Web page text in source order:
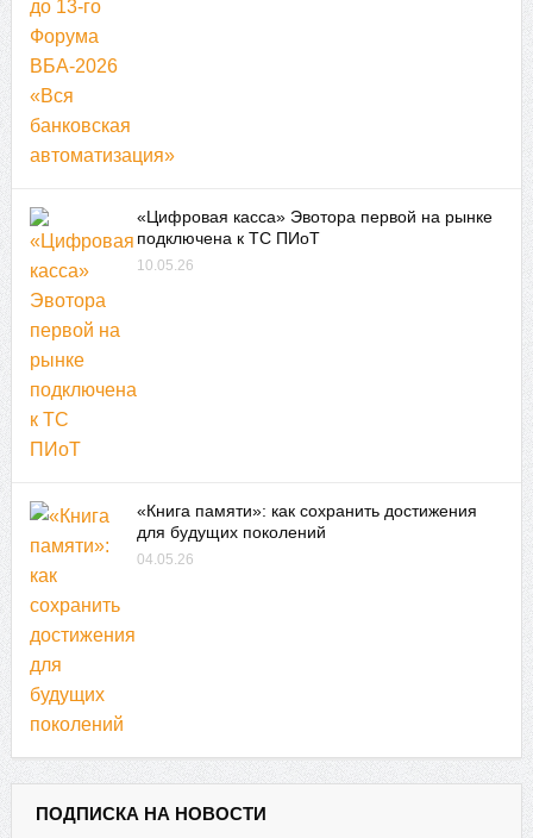
«Цифровая касса» Эвотора первой на рынке
подключена к ТС ПИоТ
10.05.26
«Книга памяти»: как сохранить достижения
для будущих поколений
04.05.26
ПОДПИСКА НА НОВОСТИ